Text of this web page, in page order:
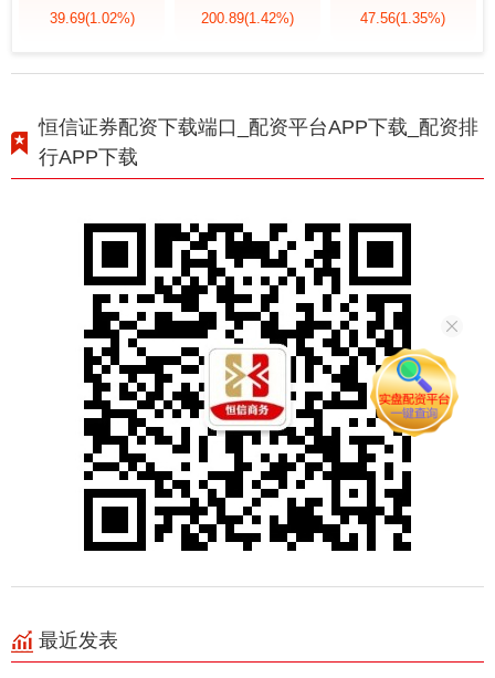
39.69(1.02%) 200.89(1.42%) 47.56(1.35%)
恒信证券配资下载端口_配资平台APP下载_配资排
行APP下载
最近发表